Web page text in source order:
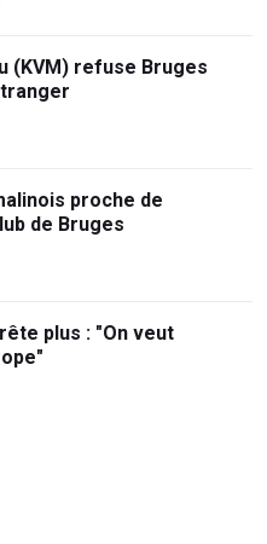
(KVM) refuse Bruges
proche de
de Bruges
plus : "On veut